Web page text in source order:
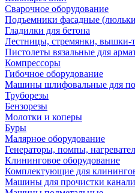
Сварочное оборудование
Подъемники фасадные
Гладилки для бетона
Лестницы, стремянки, вышки-
Пистолеты вязальные для
Компрессоры
Гибочное оборудование
Машины шлифовальные для
Труборезы
Бензорезы
Молотки и коперы
Буры
Малярное оборудование
Генераторы, помпы,
Клининговое оборудование
Комплектующие для
Машины для прочистки